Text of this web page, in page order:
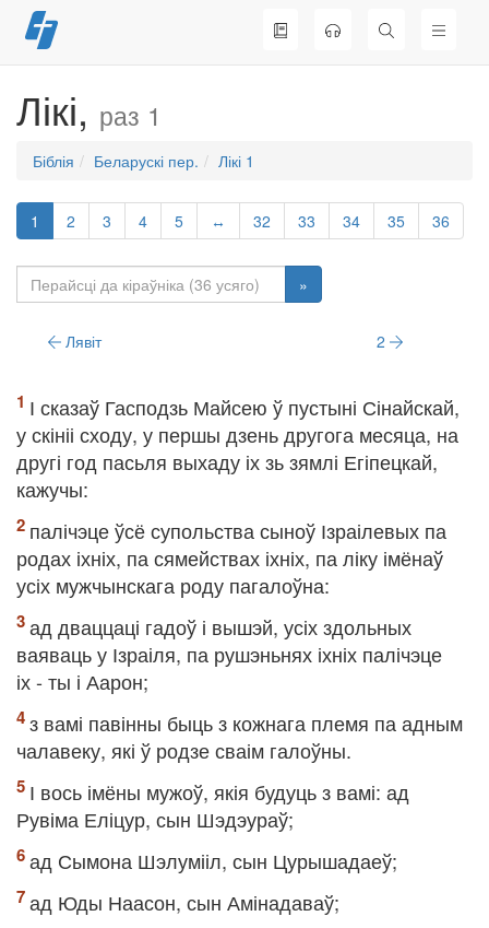
Перайсці
да
Лікі, раз 1
Біблія Беларускі пер. Лікі 1
1 2 3 4 5 ↔ 32 33 34 35 36
»
Лявіт 2
І сказаў Гасподзь Майсею ў пустыні Сінайскай,
у скініі сходу, у першы дзень другога месяца, на
другі год пасьля выхаду іх зь зямлі Егіпецкай,
кажучы:
палічэце ўсё супольства сыноў Ізраілевых па
родах іхніх, па сямействах іхніх, па ліку імёнаў
усіх мужчынскага роду пагалоўна:
ад дваццаці гадоў і вышэй, усіх здольных
ваяваць у Ізраіля, па рушэньнях іхніх палічэце
іх - ты і Аарон;
з вамі павінны быць з кожнага племя па адным
чалавеку, які ў родзе сваім галоўны.
І вось імёны мужоў, якія будуць з вамі: ад
Рувіма Еліцур, сын Шэдэураў;
ад Сымона Шэлумііл, сын Цурышадаеў;
ад Юды Наасон, сын Амінадаваў;